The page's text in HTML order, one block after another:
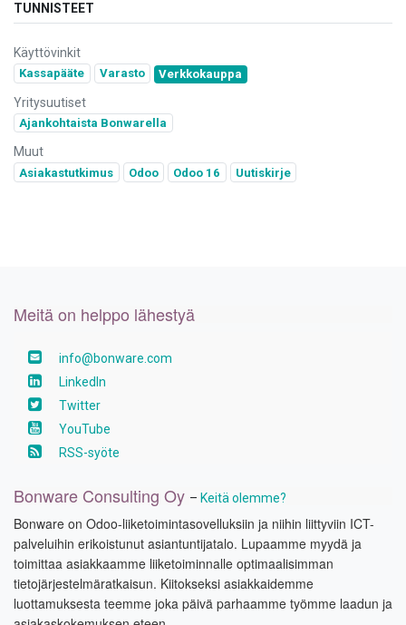
TUNNISTEET
Käyttövinkit
Kassapääte Varasto Verkkokauppa
Yritysuutiset
Ajankohtaista Bonwarella
Muut
Asiakastutkimus Odoo Odoo 16 Uutiskirje
Meitä on helppo lähestyä
info@bonware.com
LinkedIn
Twitter
YouTube
RSS-syöte
Bonware Consulting Oy – Keitä olemme?
Bonware on Odoo-liiketoimintasovelluksiin ja niihin liittyviin ICT-
palveluihin erikoistunut asiantuntijatalo. Lupaamme myydä ja
toimittaa asiakkaamme liiketoiminnalle optimaalisimman
tietojärjestelmäratkaisun. Kiitokseksi asiakkaidemme
luottamuksesta teemme joka päivä parhaamme työmme laadun ja